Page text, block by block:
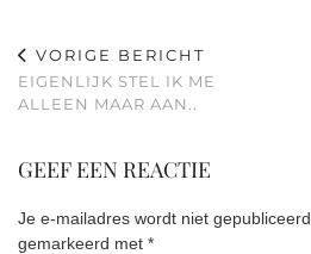
VORIGE BERICHT
EIGENLIJK STEL IK ME
ALLEEN MAAR AAN..
GEEF EEN REACTIE
Je e-mailadres wordt niet gepubliceerd.
gemarkeerd met *